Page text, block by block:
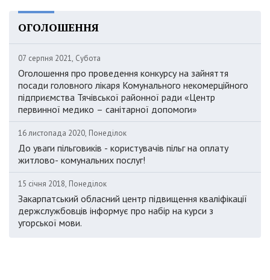
ОГОЛОШЕННЯ
07 серпня 2021, Субота
Оголошення про проведення конкурсу на зайняття
посади головного лікаря Комунального некомерційного
підприємства Тячівської районної ради «Центр
первинної медико – санітарної допомоги»
16 листопада 2020, Понеділок
До уваги пільговиків - користувачів пільг на оплату
житлово- комунальних послуг!
15 січня 2018, Понеділок
Закарпатський обласний центр підвищення кваліфікації
держслужбовців інформує про набір на курси з
угорської мови.